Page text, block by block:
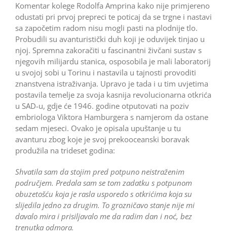
Komentar kolege Rodolfa Amprina kako nije ­primjereno
odustati pri prvoj prepreci te poticaj da se trgne i nastavi
sa započetim radom nisu mogli pasti na plodnije tlo.
Probudili su avanturistički duh koji je oduvijek tinjao u
njoj. Spremna zakoračiti u fascinantni živčani sustav s
njegovih milijardu stanica, osposobila je mali laboratorij
u svojoj sobi u Torinu i nastavila u tajnosti provoditi
znanstvena istraživanja. Upravo je tada i u tim uvjetima
postavila temelje za svoja kasnija revolucionarna otkrića
u SAD-u, gdje će 1946. godine otputovati na poziv
embriologa Viktora Hamburgera s namjerom da ostane
sedam mjeseci. Ovako je opisala upuštanje u tu
avanturu zbog koje je svoj prekooceanski boravak
produžila na trideset godina:
Shvatila sam da stojim pred potpuno neistraženim
područjem. Predala sam se tom zadatku s potpunom
obuzetošću koja je rasla usporedo s otkrićima koja su
slijedila jedno za drugim. To grozničavo stanje nije mi
davalo mira i prisiljavalo me da radim dan i noć, bez
trenutka odmora.